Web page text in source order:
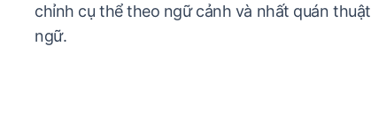
chỉnh cụ thể theo ngữ cảnh và nhất quán thuật
ngữ.